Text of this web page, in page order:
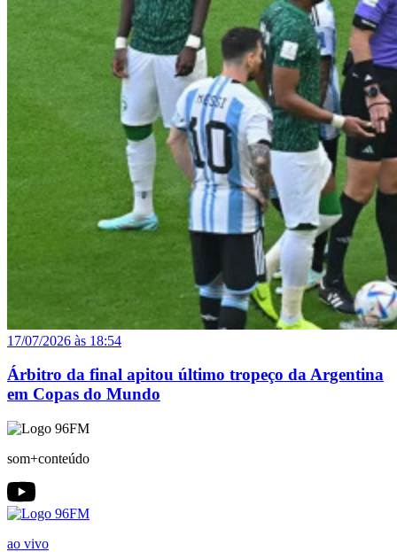
17/07/2026 às 18:54
Árbitro da final apitou último tropeço da Argentina
em Copas do Mundo
som+conteúdo
ao vivo